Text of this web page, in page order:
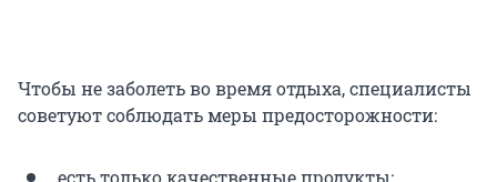
Чтобы не заболеть во время отдыха, специалисты
советуют соблюдать меры предосторожности:
есть только качественные продукты;